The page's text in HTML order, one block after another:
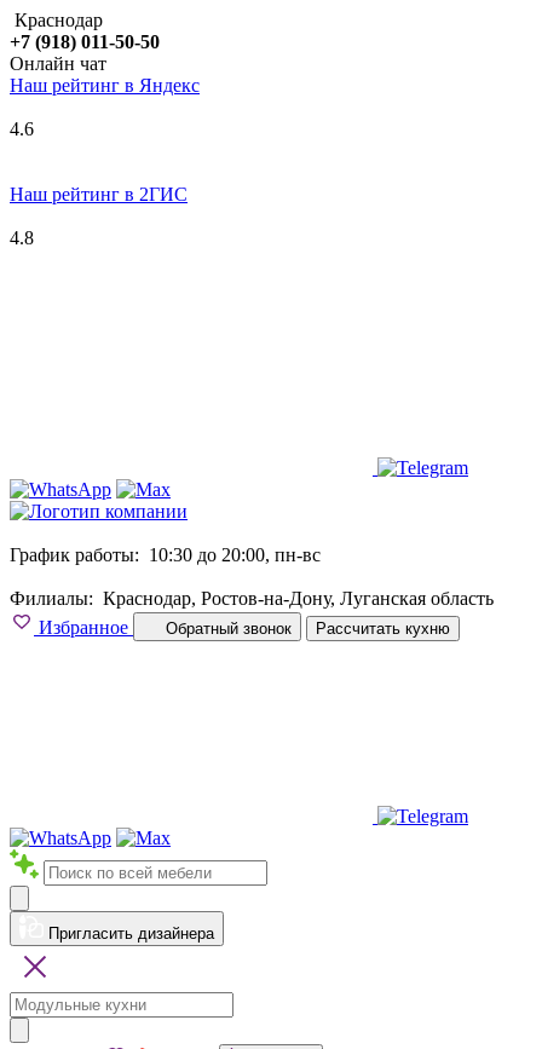
Краснодар
+7 (918) 011-50-50
Онлайн чат
Наш рейтинг в Яндекс
4.6
Наш рейтинг в 2ГИС
4.8
График работы: 10:30 до 20:00, пн-вс
Филиалы: Краснодар, Ростов-на-Дону, Луганская область
Избранное
Обратный звонок Рассчитать кухню
Пригласить дизайнера